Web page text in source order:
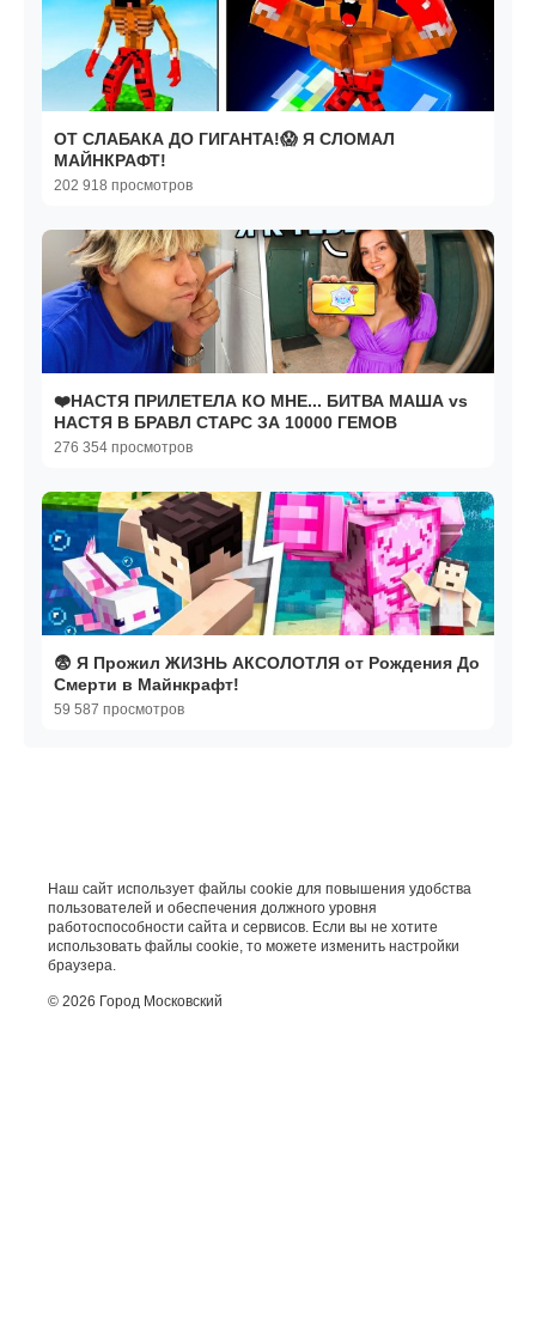
ОТ СЛАБАКА ДО ГИГАНТА!😱 Я СЛОМАЛ
МАЙНКРАФТ!
202 918 просмотров
❤️НАСТЯ ПРИЛЕТЕЛА КО МНЕ... БИТВА МАША vs
НАСТЯ В БРАВЛ СТАРС ЗА 10000 ГЕМОВ
276 354 просмотров
😨 Я Прожил ЖИЗНЬ АКСОЛОТЛЯ от Рождения До
Смерти в Майнкрафт!
59 587 просмотров
Наш сайт использует файлы cookie для повышения удобства
пользователей и обеспечения должного уровня
работоспособности сайта и сервисов. Если вы не хотите
использовать файлы cookie, то можете изменить настройки
браузера.
© 2026 Город Московский